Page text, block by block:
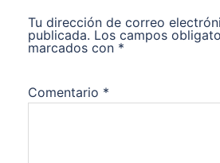
Tu dirección de correo
publicada. Los campos
marcados con *
Comentario *